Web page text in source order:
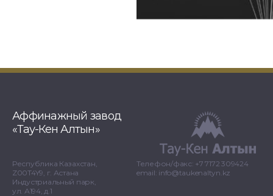
Аффинажный завод
«Тау-Кен Алтын»
Республика Казахстан,
Z00T4Y9, г. Астана
Индустриальный парк,
ул. А194, д.1
Телефон/факс: +7 7172 309424
email: info@taukenaltyn.kz